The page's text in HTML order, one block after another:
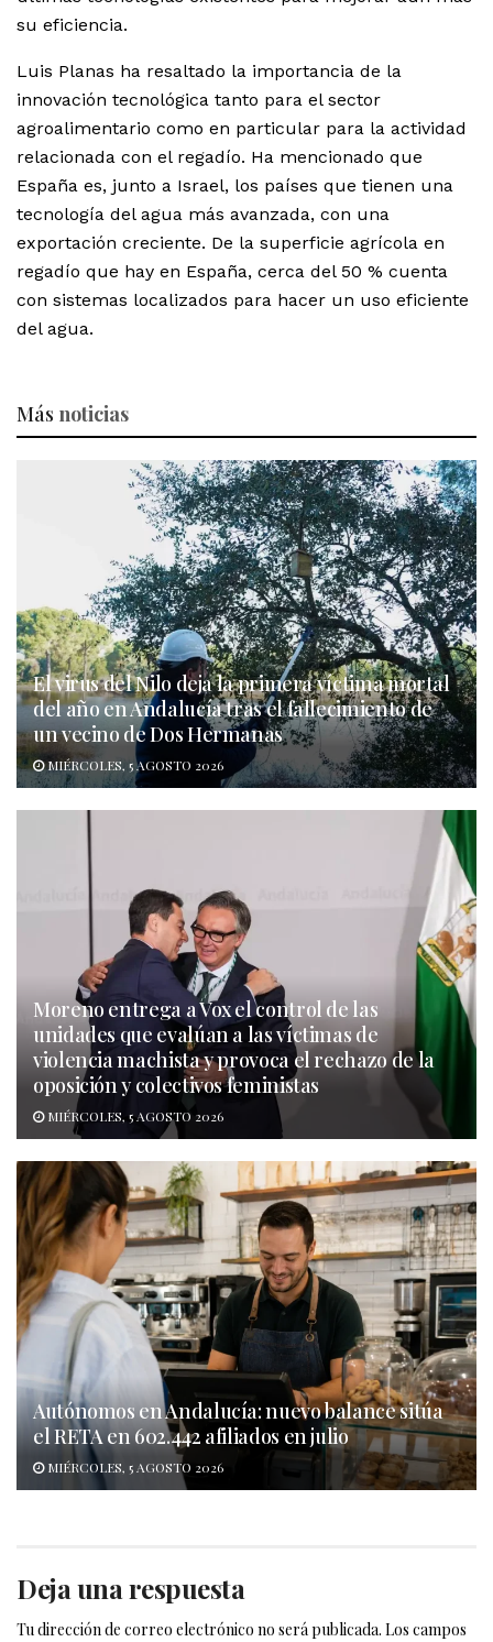
su eficiencia.
Luis Planas ha resaltado la importancia de la
innovación tecnológica tanto para el sector
agroalimentario como en particular para la actividad
relacionada con el regadío. Ha mencionado que
España es, junto a Israel, los países que tienen una
tecnología del agua más avanzada, con una
exportación creciente. De la superficie agrícola en
regadío que hay en España, cerca del 50 % cuenta
con sistemas localizados para hacer un uso eficiente
del agua.
Más noticias
El virus del Nilo deja la primera víctima mortal
del año en Andalucía tras el fallecimiento de
un vecino de Dos Hermanas
MIÉRCOLES, 5 AGOSTO 2026
Moreno entrega a Vox el control de las
unidades que evalúan a las víctimas de
violencia machista y provoca el rechazo de la
oposición y colectivos feministas
MIÉRCOLES, 5 AGOSTO 2026
Autónomos en Andalucía: nuevo balance sitúa
el RETA en 602.442 afiliados en julio
MIÉRCOLES, 5 AGOSTO 2026
Deja una respuesta
Tu dirección de correo electrónico no será publicada. Los campos